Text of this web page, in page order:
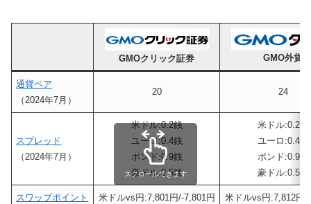
GMOクリック証券 GMO外貨
通貨ペア
（2024年7月）
20 24
スプレッド
（2024年7月）
米ドル:0.2銭
ユーロ:0.4銭
ポンド:0.9銭
豪ドル:0.5銭
米ドル:0.2銭
ユーロ:0.4銭
ポンド:0.9銭
豪ドル:0.5銭
スワップポイント
米ドルvs円:7,801円/-7,801円
米ドルvs円:7,812円
スクロールできます